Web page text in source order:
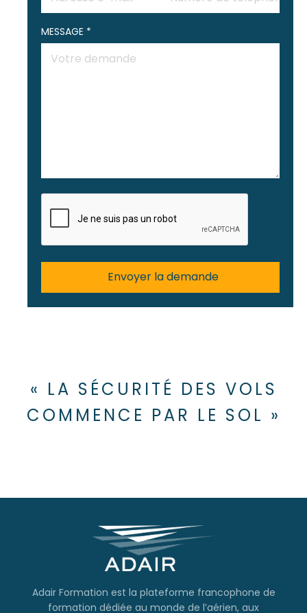
MESSAGE *
« LA SÉCURITÉ DES VOLS
COMMENCE PAR LE SOL »
Adair Formation est la plateforme francophone de
formation dédiée au monde de l’aérien, aux